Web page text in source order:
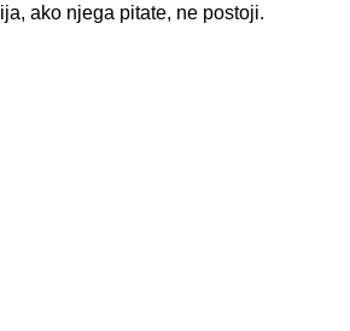
ako njega pitate, ne postoji.